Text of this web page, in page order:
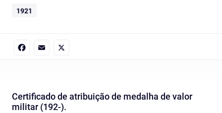
1921
Certificado de atribuição de medalha de valor
militar (192-).